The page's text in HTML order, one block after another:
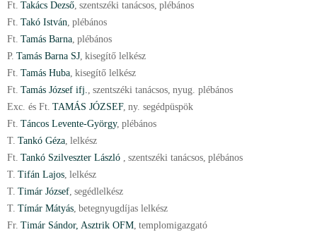
Ft. Takács Dezső, szentszéki tanácsos, plébános
Ft. Takó István, plébános
Ft. Tamás Barna, plébános
P. Tamás Barna SJ, kisegítő lelkész
Ft. Tamás Huba, kisegítő lelkész
Ft. Tamás József ifj., szentszéki tanácsos, nyug. plébános
Exc. és Ft. TAMÁS JÓZSEF, ny. segédpüspök
Ft. Táncos Levente-György, plébános
T. Tankó Géza, lelkész
Ft. Tankó Szilveszter László , szentszéki tanácsos, plébános
T. Tifán Lajos, lelkész
T. Timár József, segédlelkész
T. Tímár Mátyás, betegnyugdíjas lelkész
Fr. Timár Sándor, Asztrik OFM, templomigazgató